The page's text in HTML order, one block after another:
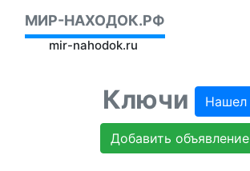
МИР-НАХОДОК.РФ
mir-nahodok.ru
Ключи Нашел
Добавить объявление